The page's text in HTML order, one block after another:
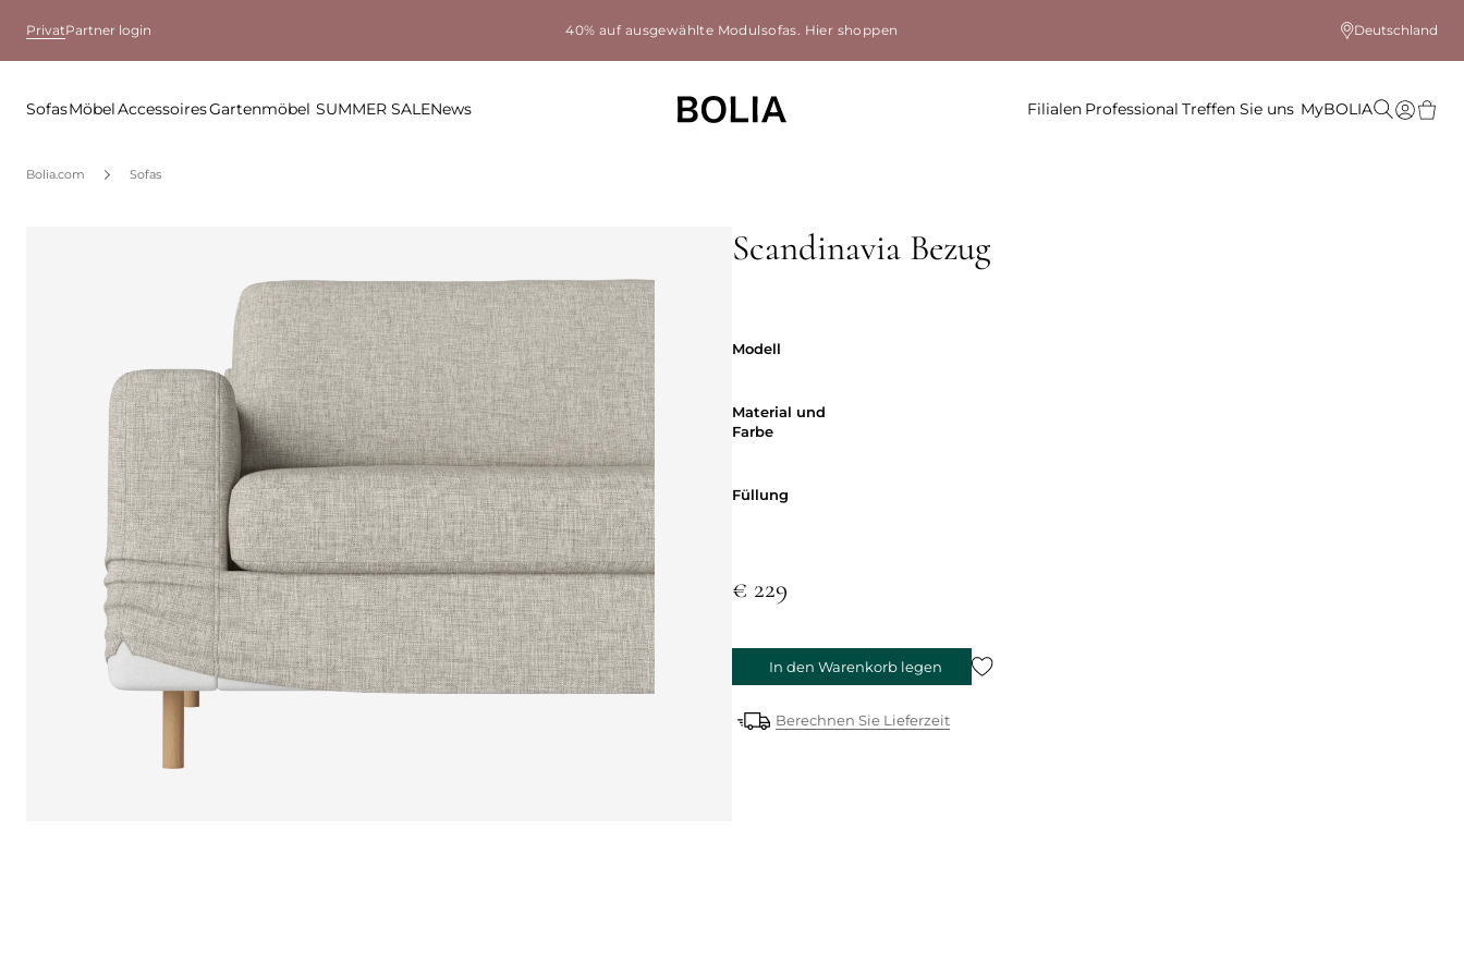
PrivatPartner login 40% auf ausgewählte Modulsofas. Hier shoppen Deutschland
SofasMöbelAccessoiresGartenmöbel SUMMER SALENews Filialen Professional Treffen Sie uns MyBOLIA
Bolia.com Sofas
Scandinavia Bezug
Modell
Material und
Farbe
Füllung
€ 229
In den Warenkorb legen
Berechnen Sie Lieferzeit